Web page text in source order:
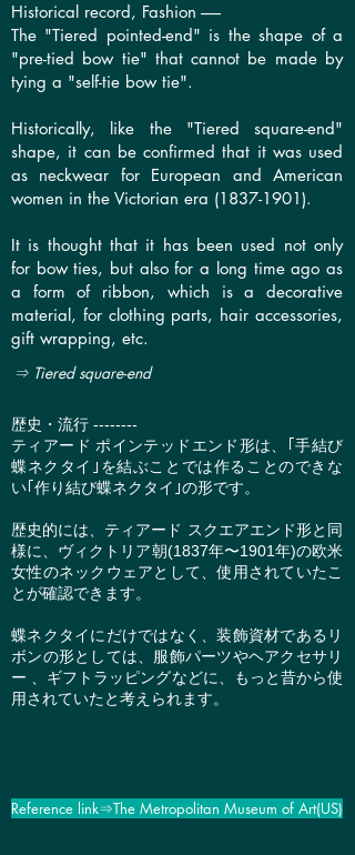
Historical record, Fashion ------
The "Tiered pointed-end" is the shape of a
"pre-tied bow tie" that cannot be made by
tying a "self-tie bow tie".
Historically, like the "Tiered square-end"
shape, it can be confirmed that it was used
as neckwear for European and American
women in the Victorian era (1837-1901).
It is thought that it has been used not only
for bow ties, but also for a long time ago as
a form of ribbon, which is a decorative
material, for clothing parts, hair accessories,
gift wrapping, etc.
⇒ Tiered square-end
歴史・流行 --------
ティアード ポインテッドエンド形は、｢手結び
蝶ネクタイ｣を結ぶことでは作ることのできな
い｢作り結び蝶ネクタイ｣の形です。
歴史的には、ティアード スクエアエンド形と同
様に、ヴィクトリア朝(1837年〜1901年)の欧米
女性のネックウェアとして、使用されていたこ
とが確認できます。
蝶ネクタイにだけではなく、装飾資材であるリ
ボンの形としては、服飾パーツやヘアクセサリ
ー 、ギフトラッピングなどに、もっと昔から使
用されていたと考えられます。
Reference link⇒The Metropolitan Museum of Art(US)